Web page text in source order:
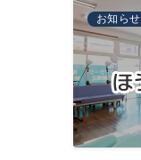
お知らせ